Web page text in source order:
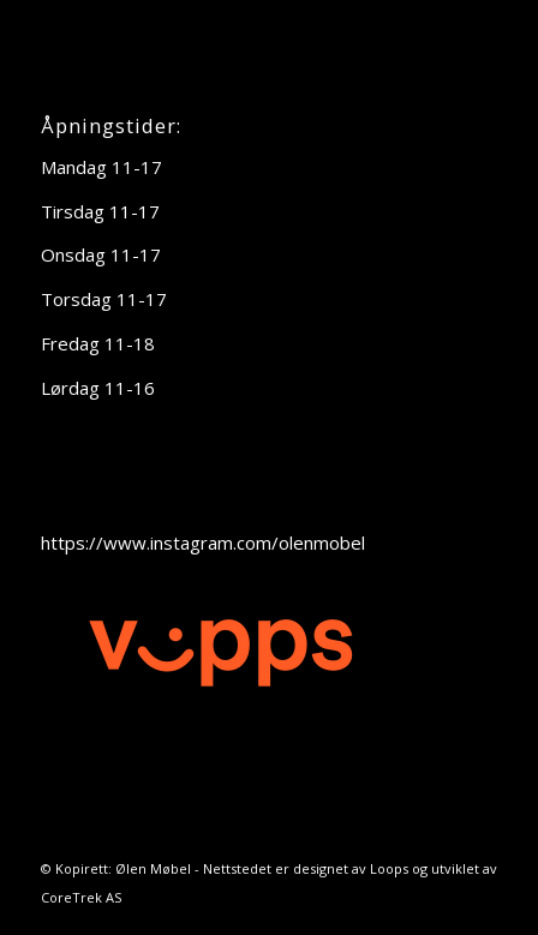
Åpningstider:
Mandag 11-17
Tirsdag 11-17
Onsdag 11-17
Torsdag 11-17
Fredag 11-18
Lørdag 11-16
https://www.instagram.com/olenmobel
© Kopirett: Ølen Møbel - Nettstedet er designet av Loopsog utviklet av
CoreTrek AS